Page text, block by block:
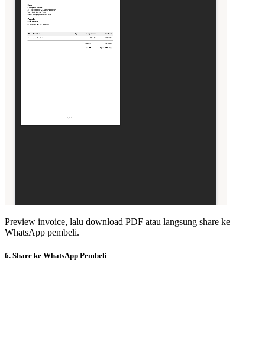
Preview invoice, lalu download PDF atau langsung share ke
WhatsApp pembeli.
6. Share ke WhatsApp Pembeli